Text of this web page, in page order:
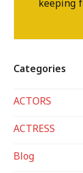
keeping
Categories
ACTORS
ACTRESS
Blog